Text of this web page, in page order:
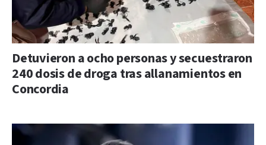
Detuvieron a ocho personas y secuestraron
240 dosis de droga tras allanamientos en
Concordia